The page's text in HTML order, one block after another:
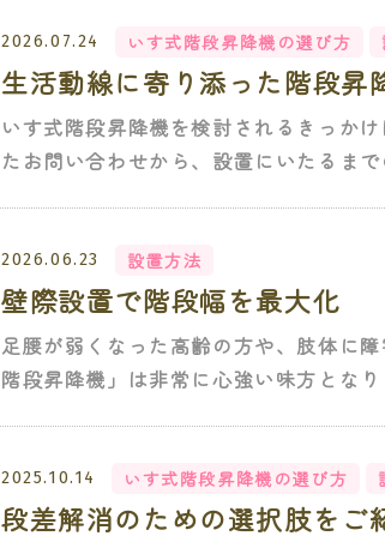
2026.07.24 いす式階段昇降機の選び方
生活動線に寄り添った階段昇
いす式階段昇降機を検討されるきっか
たお問い合わせから、設置にいたるま
2026.06.23 設置方法
壁際設置で階段幅を最大化
足腰が弱くなった高齢の方や、肢体に
階段昇降機」は非常に心強い味方とな
2025.10.14 いす式階段昇降機の選び方
段差解消のための選択肢をご